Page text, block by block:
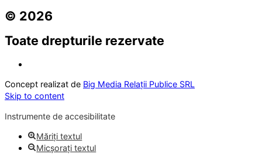
© 2026
Toate drepturile rezervate
Concept realizat de Big Media Relații Publice SRL
Skip to content
Instrumente de accesibilitate
Măriți textul
Micșorați textul